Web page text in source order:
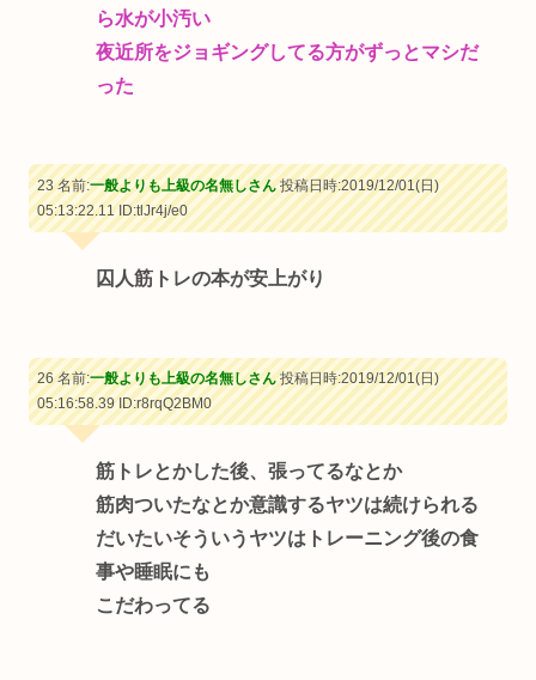
ら水が小汚い
夜近所をジョギングしてる方がずっとマシだ
った
23 名前:一般よりも上級の名無しさん投稿日時:2019/12/01(日)
05:13:22.11ID:tlJr4j/e0
囚人筋トレの本が安上がり
26 名前:一般よりも上級の名無しさん投稿日時:2019/12/01(日)
05:16:58.39ID:r8rqQ2BM0
筋トレとかした後、張ってるなとか
筋肉ついたなとか意識するヤツは続けられる
だいたいそういうヤツはトレーニング後の食
事や睡眠にも
こだわってる